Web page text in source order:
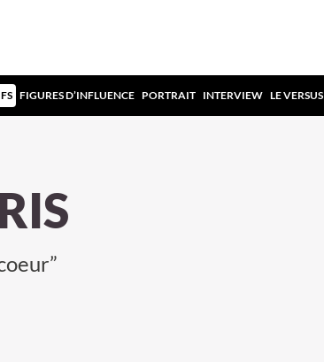
FIGURES D’INFLUENCE PORTRAIT INTERVIEW LE VERSUS